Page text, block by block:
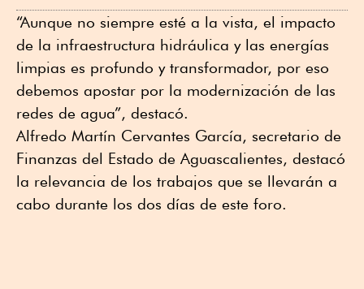
“Aunque no siempre esté a la vista, el impacto
de la infraestructura hidráulica y las energías
limpias es profundo y transformador, por eso
debemos apostar por la modernización de las
redes de agua”, destacó.
Alfredo Martín Cervantes García, secretario de
Finanzas del Estado de Aguascalientes, destacó
la relevancia de los trabajos que se llevarán a
cabo durante los dos días de este foro.